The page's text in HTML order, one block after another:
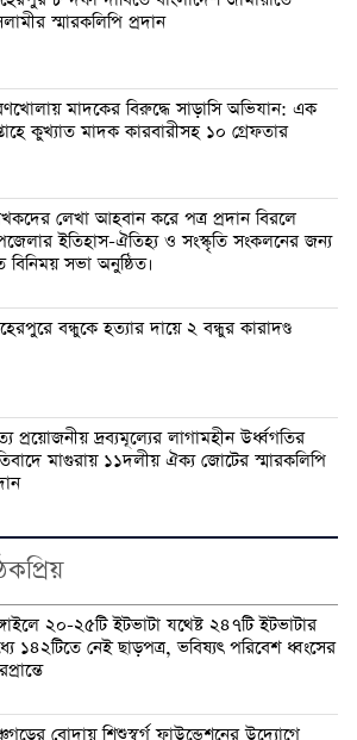
স্মারকলিপি প্রদান
মাদকের বিরুদ্ধে সাড়াসি অভিযান: এক
কুখ্যাত মাদক কারবারীসহ ১০ গ্রেফতার
লেখা আহবান করে পত্র প্রদান বিরলে
ইতিহাস-ঐতিহ্য ও সংস্কৃতি সংকলনের জন্য
বিনিময় সভা অনুষ্ঠিত।
বন্ধুকে হত্যার দায়ে ২ বন্ধুর কারাদণ্ড
প্রয়োজনীয় দ্রব্যমূল্যের লাগামহীন উর্ধ্বগতির
মাগুরায় ১১দলীয় ঐক্য জোটের স্মারকলিপি
২০-২৫টি ইটভাটা যথেষ্ট ২৪৭টি ইটভাটার
১৪২টিতে নেই ছাড়পত্র, ভবিষ্যৎ পরিবেশ ধ্বংসের
বোদায় শিশুস্বর্গ ফাউন্ডেশনের উদ্যোগে